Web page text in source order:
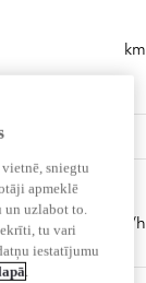
km
180 km/h
sniegtu
apmeklē
un uzlabot to.
tu vari
iestatījumu
.